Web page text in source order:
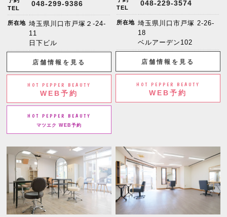
TEL
048-299-9386
所在地 埼玉県川口市戸塚２-24-
11
日下ビル
店舗情報を見る
HOT PEPPER BEAUTY
WEB予約
HOT PEPPER BEAUTY
マツエク WEB予約
TEL
048-229-3574
所在地 埼玉県川口市戸塚 2-26-
18
ベルアーデン102
店舗情報を見る
HOT PEPPER BEAUTY
WEB予約